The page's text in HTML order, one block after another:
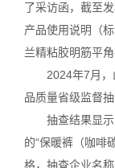
了采访函，截至
产品使用说明（
兰精粘胶明筋平
2024年7月，
品质量省级监督抽
抽查结果显示
的“保暖裤（咖啡
格，抽查企业名